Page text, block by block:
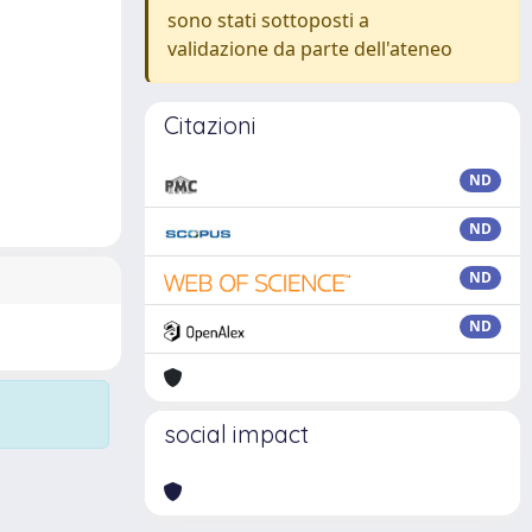
sono stati sottoposti a
validazione da parte dell'ateneo
Citazioni
ND
ND
ND
ND
social impact